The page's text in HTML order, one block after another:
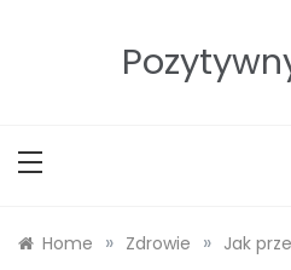
Home » Zdrowie » Jak